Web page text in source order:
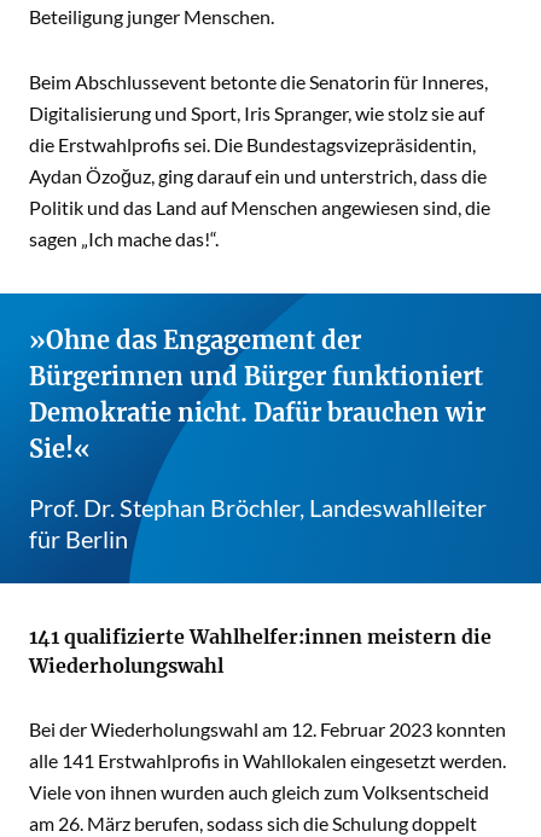
Beteiligung junger Menschen.
Beim Abschlussevent betonte die Senatorin für Inneres,
Digitalisierung und Sport, Iris Spranger, wie stolz sie auf
die Erstwahlprofis sei. Die Bundestagsvizepräsidentin,
Aydan Özoğuz, ging darauf ein und unterstrich, dass die
Politik und das Land auf Menschen angewiesen sind, die
sagen „Ich mache das!“.
Ohne das Engagement der
Bürgerinnen und Bürger funktioniert
Demokratie nicht. Dafür brauchen wir
Sie!
Prof. Dr. Stephan Bröchler, Landeswahlleiter
für Berlin
141 qualifizierte Wahlhelfer:innen meistern die
Wiederholungswahl
Bei der Wiederholungswahl am 12. Februar 2023 konnten
alle 141 Erstwahlprofis in Wahllokalen eingesetzt werden.
Viele von ihnen wurden auch gleich zum Volksentscheid
am 26. März berufen, sodass sich die Schulung doppelt